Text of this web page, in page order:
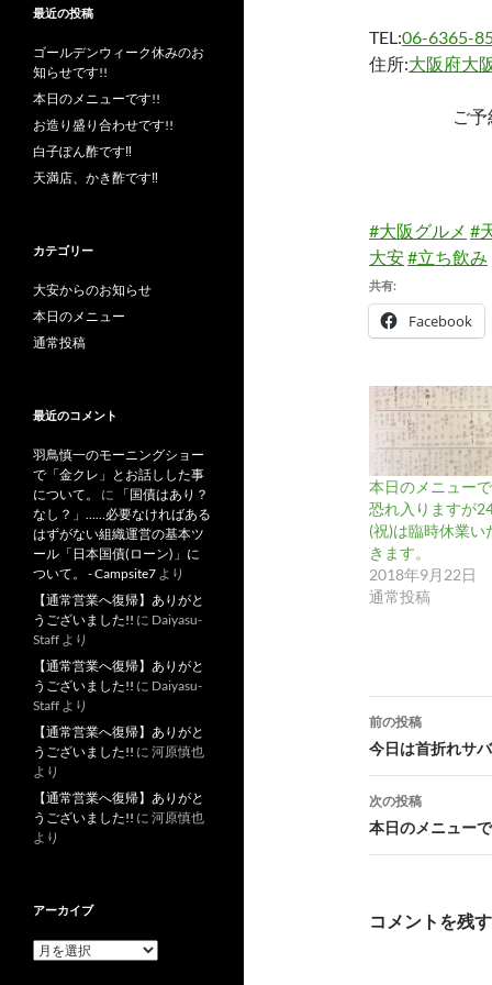
TEL:06-6365-
住所:大阪府大
ご
#大阪グルメ #
大安#立ち飲み
共有:
Facebook
本日のメニュー
恐れ入りますが
(祝)は臨時休業い
きます。
2018年9月22日
通常投稿
投
稿
ナ
ビ
ゲ
前の投稿
今日は首折れサ
次の投稿
本日のメニュー
コメントを残す
最近の投稿
ゴールデンウィーク休みのお
知らせです!!
本日のメニューです!!
お造り盛り合わせです!!
白子ぽん酢です‼︎
天満店、かき酢です‼︎
カテゴリー
大安からのお知らせ
本日のメニュー
通常投稿
最近のコメント
羽鳥慎一のモーニングショー
で「金クレ」とお話しした事
について。
に
「国債はあり？
なし？」……必要なければある
はずがない組織運営の基本ツ
ール「日本国債(ローン)」に
ついて。 - Campsite7 より
【通常営業へ復帰】ありがと
うございました!! に Daiyasu-
Staff より
【通常営業へ復帰】ありがと
うございました!! に Daiyasu-
Staff より
【通常営業へ復帰】ありがと
うございました!! に 河原慎也
より
【通常営業へ復帰】ありがと
うございました!! に 河原慎也
より
アーカイブ
ア